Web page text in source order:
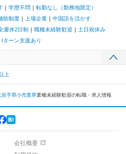
学歴不問
転勤なし（勤務地限定）
助制度 上場企業
中国語を活かす
週休2日制 職種未経験歓迎
土日祝休み
Iターン支援あり
上
岩手県小売業界業種未経験歓迎の転職・求人情報
会社概要